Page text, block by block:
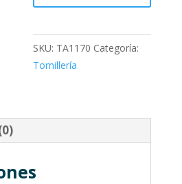
SKU: TA1170 Categoría:
Tornillería